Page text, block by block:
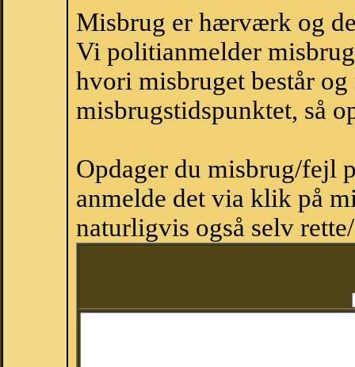
Misbrug er hærværk og
Vi politianmelder
hvori misbruget består
misbrugstidspunktet, så
Opdager du misbrug/fejl
anmelde det via klik på
naturligvis også selv